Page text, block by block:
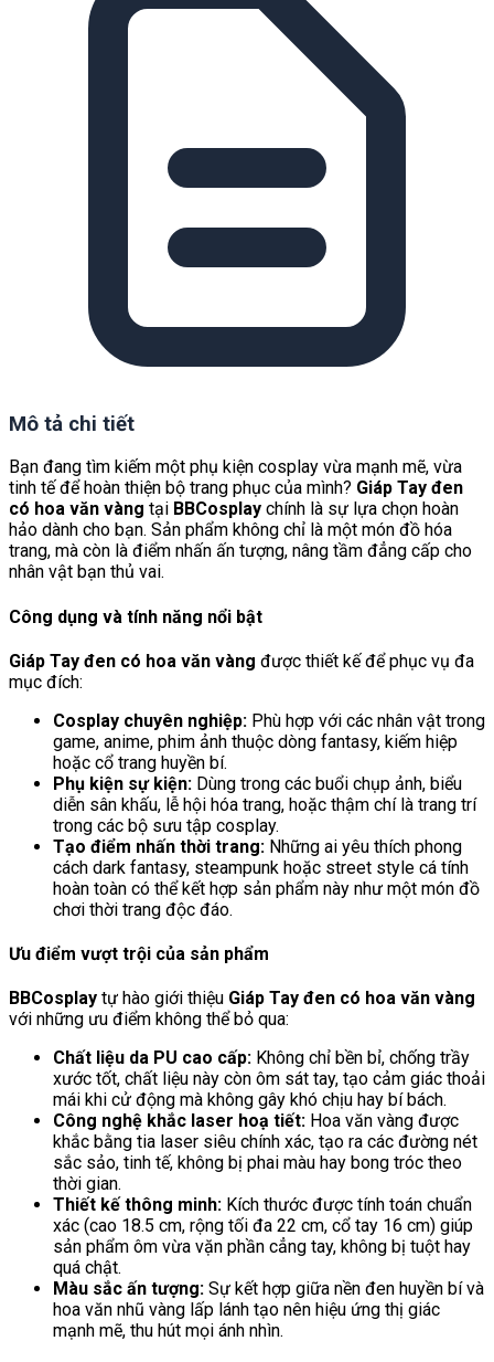
Mô tả chi tiết
Bạn đang tìm kiếm một phụ kiện cosplay vừa mạnh mẽ, vừa
tinh tế để hoàn thiện bộ trang phục của mình? Giáp Tay đen
có hoa văn vàng tại BBCosplay chính là sự lựa chọn hoàn
hảo dành cho bạn. Sản phẩm không chỉ là một món đồ hóa
trang, mà còn là điểm nhấn ấn tượng, nâng tầm đẳng cấp cho
nhân vật bạn thủ vai.
Công dụng và tính năng nổi bật
Giáp Tay đen có hoa văn vàng được thiết kế để phục vụ đa
mục đích:
Cosplay chuyên nghiệp: Phù hợp với các nhân vật trong
game, anime, phim ảnh thuộc dòng fantasy, kiếm hiệp
hoặc cổ trang huyền bí.
Phụ kiện sự kiện: Dùng trong các buổi chụp ảnh, biểu
diễn sân khấu, lễ hội hóa trang, hoặc thậm chí là trang trí
trong các bộ sưu tập cosplay.
Tạo điểm nhấn thời trang: Những ai yêu thích phong
cách dark fantasy, steampunk hoặc street style cá tính
hoàn toàn có thể kết hợp sản phẩm này như một món đồ
chơi thời trang độc đáo.
Ưu điểm vượt trội của sản phẩm
BBCosplay tự hào giới thiệu Giáp Tay đen có hoa văn vàng
với những ưu điểm không thể bỏ qua:
Chất liệu da PU cao cấp: Không chỉ bền bỉ, chống trầy
xước tốt, chất liệu này còn ôm sát tay, tạo cảm giác thoải
mái khi cử động mà không gây khó chịu hay bí bách.
Công nghệ khắc laser hoạ tiết: Hoa văn vàng được
khắc bằng tia laser siêu chính xác, tạo ra các đường nét
sắc sảo, tinh tế, không bị phai màu hay bong tróc theo
thời gian.
Thiết kế thông minh: Kích thước được tính toán chuẩn
xác (cao 18.5 cm, rộng tối đa 22 cm, cổ tay 16 cm) giúp
sản phẩm ôm vừa vặn phần cẳng tay, không bị tuột hay
quá chật.
Màu sắc ấn tượng: Sự kết hợp giữa nền đen huyền bí và
hoa văn nhũ vàng lấp lánh tạo nên hiệu ứng thị giác
mạnh mẽ, thu hút mọi ánh nhìn.